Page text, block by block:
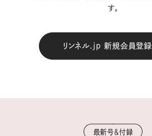
す。
リンネル.jp 新規会員登録
最新号＆付録